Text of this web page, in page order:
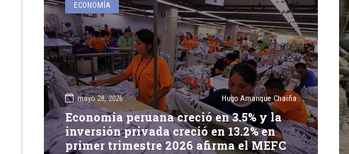
ECONOMÍA
mayo 28, 2026 Hugo Amanque Chaiña
Economia peruana creció en 3.5% y la
inversión privada creció en 13.2% en
primer trimestre 2026 afirma el MEFC